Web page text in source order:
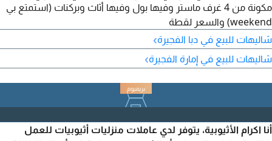
مكونة من 4 غرف ماستر وفيها بول وفيها أثاث وبركنات (استمتع بي
weekend) والسعر لقطة
شاليهات للبيع في دبا الفجيرة›
شاليهات للبيع في إمارة الفجيرة›
أنا اكرام الأثيوبية، يتوفر لدي عاملات منزليات أثيوبيات للعمل